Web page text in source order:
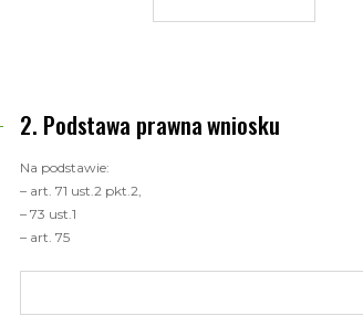
Podstawa prawna wniosku
Na podstawie:
– art. 71 ust.2 pkt.2,
– 73 ust.1
– art. 75